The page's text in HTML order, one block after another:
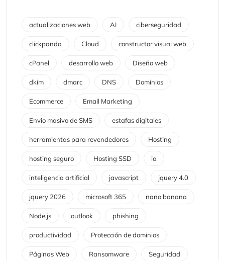
actualizaciones web AI ciberseguridad
clickpanda Cloud constructor visual web
cPanel desarrollo web Diseño web
dkim dmarc DNS Dominios
Ecommerce Email Marketing
Envio masivo de SMS estafas digitales
herramientas para revendedores Hosting
hosting seguro Hosting SSD ia
inteligencia artificial javascript jquery 4.0
jquery 2026 microsoft 365 nano banana
Node.js outlook phishing
productividad Protección de dominios
Páginas Web Ransomware Seguridad